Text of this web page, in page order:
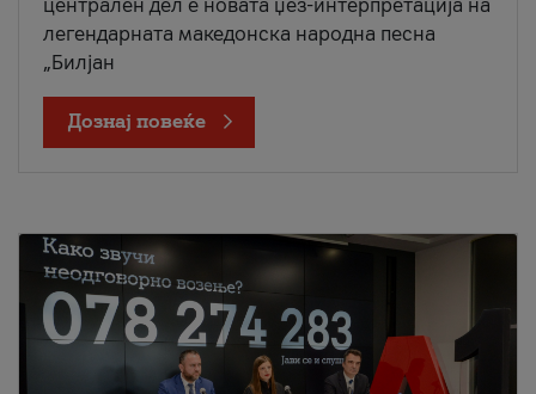
централен дел е новата џез-интерпретација на
легендарната македонска народна песна
„Билјан
Дознај повеќе